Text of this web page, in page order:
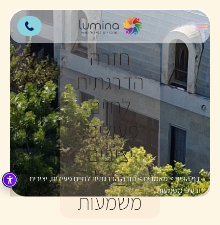
חזרה
הדרגתית
לחיים
פעילים,
יציבים
ובעלי
משמעות
דף הבית>מאמרים>חזרה הדרגתית לחיים פעילים, יציבים
ובעלי משמעות